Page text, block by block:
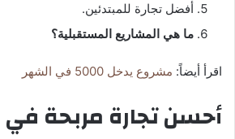
أفضل تجارة للمبتدئين.
ما هي المشاريع المستقبلية؟
اقرأ أيضاً: مشروع يدخل 5000 في الشهر
أحسن تجارة مربحة